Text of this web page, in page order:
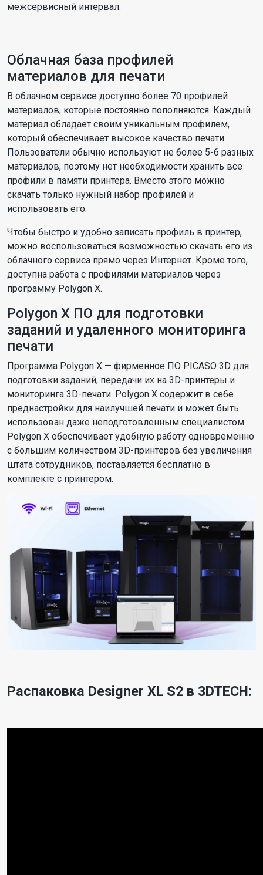
межсервисный интервал.
Облачная база профилей
материалов для печати
В облачном сервисе доступно более 70 профилей
материалов, которые постоянно пополняются. Каждый
материал обладает своим уникальным профилем,
который обеспечивает высокое качество печати.
Пользователи обычно используют не более 5-6 разных
материалов, поэтому нет необходимости хранить все
профили в памяти принтера. Вместо этого можно
скачать только нужный набор профилей и
использовать его.
Чтобы быстро и удобно записать профиль в принтер,
можно воспользоваться возможностью скачать его из
облачного сервиса прямо через Интернет. Кроме того,
доступна работа с профилями материалов через
программу Polygon X.
Polygon X ПО для подготовки
заданий и удаленного мониторинга
печати
Программа Polygon X — фирменное ПО PICASO 3D для
подготовки заданий, передачи их на 3D-принтеры и
мониторинга 3D-печати. Polygon X содержит в себе
преднастройки для наилучшей печати и может быть
использован даже неподготовленным специалистом.
Polygon X обеспечивает удобную работу одновременно
с большим количеством 3D-принтеров без увеличения
штата сотрудников, поставляется бесплатно в
комплекте с принтером.
Распаковка Designer XL S2 в 3DTECH: